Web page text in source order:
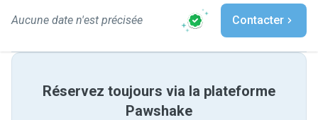
Aucune date n'est précisée Contacter
Réservez toujours via la plateforme
Pawshake